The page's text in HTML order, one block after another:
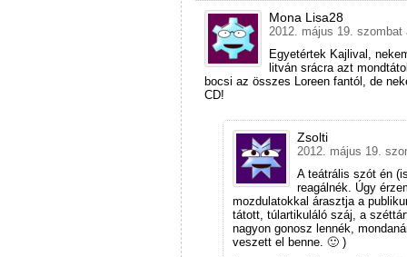
Mona Lisa28
2012. május 19. szombat
Egyetértek Kajlival,
litván srácra azt
bocsi az összes Loreen fantól, de
CD!
Zsolti
2012. május 19.
A teátrális szót én
reagálnék. Úgy
mozdulatokkal árasztja a
tátott, túlartikuláló száj, a
nagyon gonosz lennék,
veszett el benne. 🙂 )